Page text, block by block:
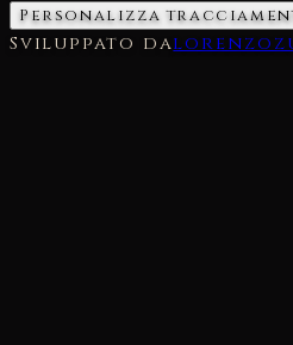
Personalizza
Sviluppato da